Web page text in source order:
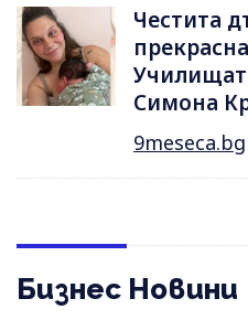
Честита
Симона
9meseca.bg
Бизнес Новини